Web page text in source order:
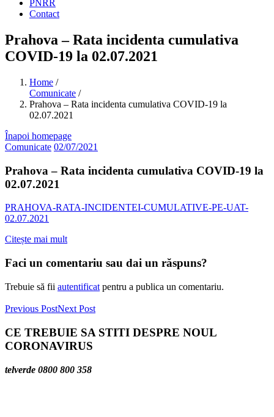
PNRR
Contact
Prahova – Rata incidenta cumulativa
COVID-19 la 02.07.2021
Home /
Comunicate /
Prahova – Rata incidenta cumulativa COVID-19 la
02.07.2021
Înapoi homepage
Comunicate 02/07/2021
Prahova – Rata incidenta cumulativa COVID-19 la
02.07.2021
PRAHOVA-RATA-INCIDENTEI-CUMULATIVE-PE-UAT-
02.07.2021
Citește mai mult
Faci un comentariu sau dai un răspuns?
Trebuie să fii autentificat pentru a publica un comentariu.
Previous PostNext Post
CE TREBUIE SA STITI DESPRE NOUL
CORONAVIRUS
telverde 0800 800 358